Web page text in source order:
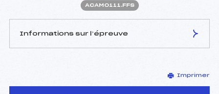
ACAM0111.FFS
Informations sur l’épreuve
CRISTIN JEROME (CA)
Arbitre :
MARI JEAN LUC (CA)
Imprimer